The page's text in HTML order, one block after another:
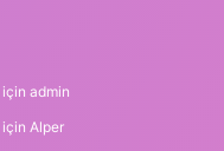
için admin
için Alper